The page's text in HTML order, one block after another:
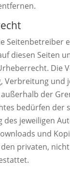
Seitenbetreiber
diesen Seiten
Die
Verbreitung und
der
bedürfen der
des jeweiligen
und
privaten,